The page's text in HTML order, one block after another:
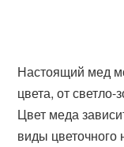
Настоящий мед
цвета, от светло-
Цвет меда
виды цветочного